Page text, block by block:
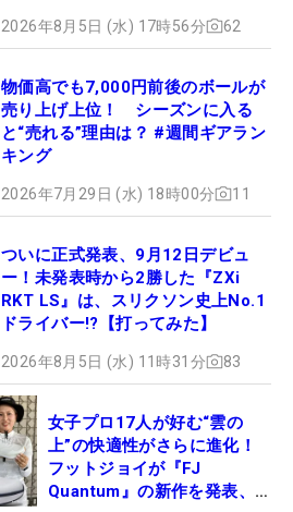
2026年8月5日 (水) 17時56分 62
物価高でも7,000円前後のボールが
売り上げ上位！ シーズンに入る
と“売れる”理由は？ #週間ギアラン
キング
2026年7月29日 (水) 18時00分 11
ついに正式発表、9月12日デビュ
ー！未発表時から2勝した『ZXi
RKT LS』は、スリクソン史上No.1
ドライバー!?【打ってみた】
2026年8月5日 (水) 11時31分 83
女子プロ17人が好む“雲の
上”の快適性がさらに進化！
フットジョイが『FJ
Quantum』の新作を発表、8